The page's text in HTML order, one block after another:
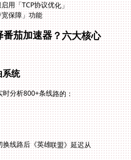
用「TCP协议优化」
保障」功能
茄加速器？六大核心
统
分析800+条线路的：
线路后《英雄联盟》延迟从